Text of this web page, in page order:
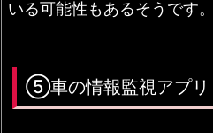
いる可能性もあるそうです。
⑤車の情報監視アプリ